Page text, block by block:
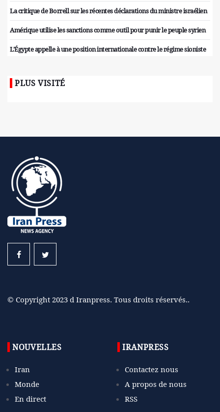
La critique de Borrell sur les récentes déclarations du ministre israélien
Amérique utilise les sanctions comme outil pour punir le peuple syrien
L'Égypte appelle à une position internationale contre le régime sioniste
PLUS VISITÉ
© Copyright 2023 d Iranpress. Tous droits réservés..
NOUVELLES
Iran
Monde
En direct
IRANPRESS
Contactez nous
A propos de nous
RSS